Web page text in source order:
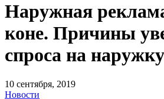
Наружная
коне. Причины
спроса на
10 сентября, 2019
Новости